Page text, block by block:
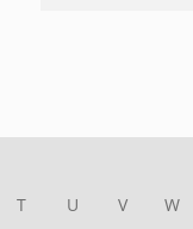
T U V W